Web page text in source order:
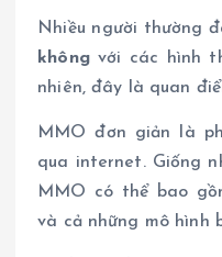
Nhiều người thường
khôngvới các hình
nhiên, đây là quan
MMO đơn giản là
qua internet. Giống
MMO có thể bao
và cả những mô hình